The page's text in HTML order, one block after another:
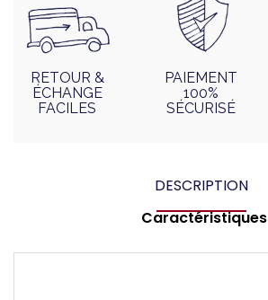
RETOUR &
ÉCHANGE
FACILES
PAIEMENT
100%
SÉCURISÉ
DESCRIPTION
Caractéristiques